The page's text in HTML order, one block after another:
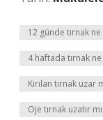
12 günde tırnak
4 haftada tırnak
Kırılan tırnak uzar
Oje tırnak uzatır mı